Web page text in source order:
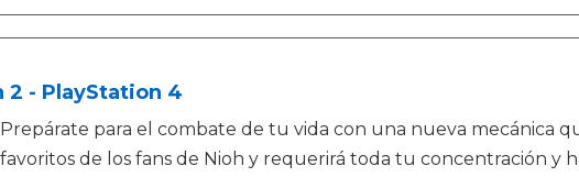
2 - PlayStation 4
Prepárate para el combate de tu vida con una nueva mecánica
favoritos de los fans de Nioh y requerirá toda tu concentración y